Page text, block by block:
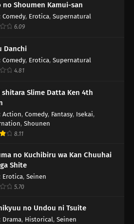
no Shoumen Kamui-san
: Comedy, Erotica, Supernatural
6.09
Danchi
: Comedy, Erotica, Supernatural
4.81
shitara Slime Datta Ken 4th
: Action, Comedy, Fantasy, Isekai,
, Shounen
8.11
no Kuchibiru wa Kan Chuuhai
Shite
: Erotica, Seinen
5.70
no Undou ni Tsuite
: Drama, Historical, Seinen